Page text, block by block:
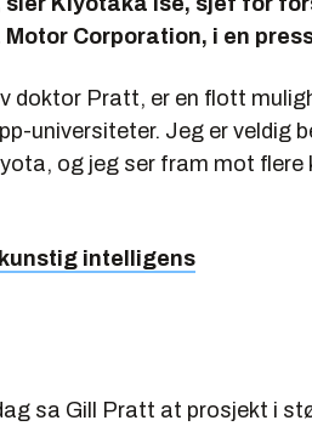
Corporation, i en
doktor Pratt, er en flott
universiteter. Jeg er veldig
og jeg ser fram mot flere
intelligens
sa Gill Pratt at prosjekt i